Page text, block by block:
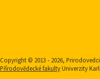
Copyright © 2013 - 2026,
Přírodovědecké fakultyUniverzity